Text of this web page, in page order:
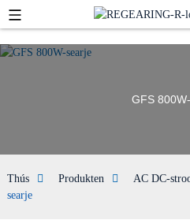
GFS
Thús Produkten AC DC-
searje